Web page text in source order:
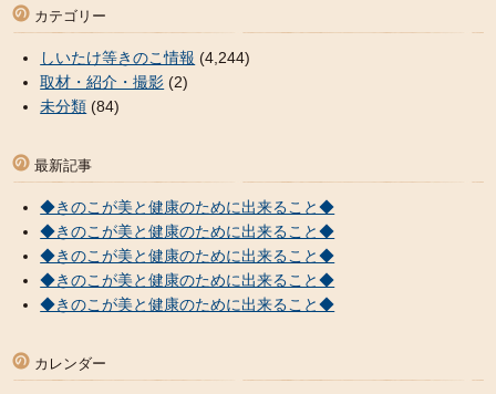
カテゴリー
しいたけ等きのこ情報 (4,244)
取材・紹介・撮影 (2)
未分類 (84)
最新記事
◆きのこが美と健康のために出来ること◆
◆きのこが美と健康のために出来ること◆
◆きのこが美と健康のために出来ること◆
◆きのこが美と健康のために出来ること◆
◆きのこが美と健康のために出来ること◆
カレンダー